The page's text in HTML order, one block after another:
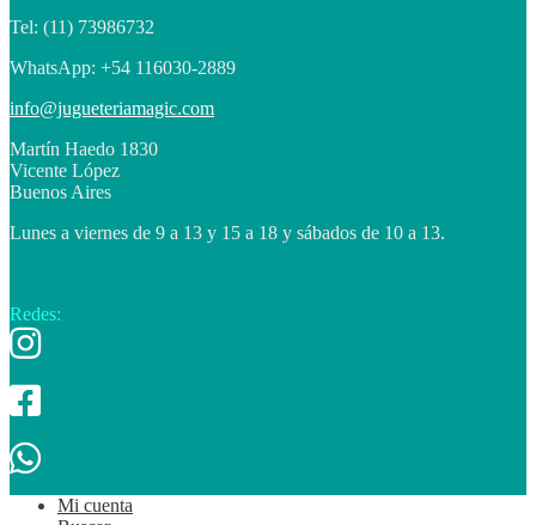
Tel: (11) 73986732
WhatsApp: +54 116030-2889
info@jugueteriamagic.com
Martín Haedo 1830
Vicente López
Buenos Aires
Lunes a viernes de 9 a 13 y 15 a 18 y sábados de 10 a 13.
Redes:
Mi cuenta